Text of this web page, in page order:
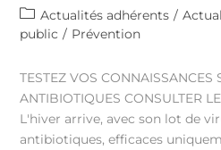
Actualités adhérents /
public / Prévention
TESTEZ VOS CONNAISSANCES
ANTIBIOTIQUES CONSULTER
L'hiver arrive, avec son lot de
antibiotiques, efficaces